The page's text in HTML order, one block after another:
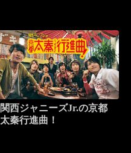
関西ジャニーズJr.の京都
太秦行進曲！